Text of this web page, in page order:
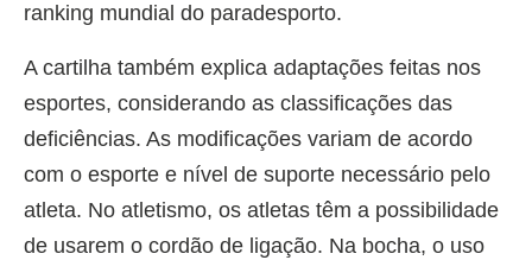
ranking mundial do paradesporto.
A cartilha também explica adaptações feitas nos
esportes, considerando as classificações das
deficiências. As modificações variam de acordo
com o esporte e nível de suporte necessário pelo
atleta. No atletismo, os atletas têm a possibilidade
de usarem o cordão de ligação. Na bocha, o uso